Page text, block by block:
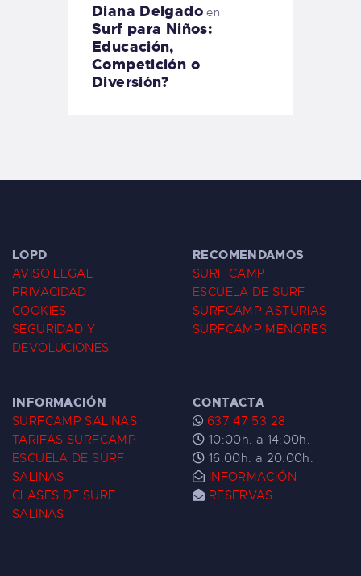
Diana Delgadoen
Surf para Niños:
Educación,
Competición o
Diversión?
LOPD
AVISO LEGAL
PRIVACIDAD
COOKIES
SEGURIDAD Y
DEVOLUCIONES
RECOMENDAMOS
SURF CAMP
ESCUELA DE SURF
SURFCAMP ASTURIAS
SURFCAMP MENORES
INFORMACIÓN
SURFCAMP SALINAS
TARIFAS SURFCAMP
ESCUELA DE SURF
SALINAS
CLASES DE SURF
SALINAS
CONTACTA
637 47 53 28
10:00h. a 14:00h.
16:00h. a 20:00h.
INFORMACIÓN
RESERVAS